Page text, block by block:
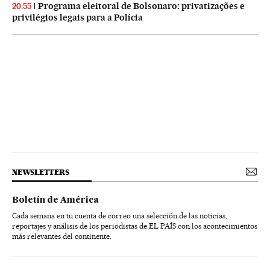
20:55
Programa eleitoral de Bolsonaro: privatizações e
privilégios legais para a Polícia
NEWSLETTERS
Boletín de América
Cada semana en tu cuenta de correo una selección de las noticias,
reportajes y análisis de los periodistas de EL PAÍS con los acontecimientos
más relevantes del continente.